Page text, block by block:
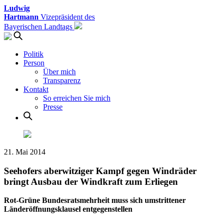
Ludwig
Hartmann Vizepräsident des
Bayerischen Landtags
Politik
Person
Über mich
Transparenz
Kontakt
So erreichen Sie mich
Presse
21. Mai 2014
Seehofers aberwitziger Kampf gegen Windräder
bringt Ausbau der Windkraft zum Erliegen
Rot-Grüne Bundesratsmehrheit muss sich umstrittener
Länderöffnungsklausel entgegenstellen